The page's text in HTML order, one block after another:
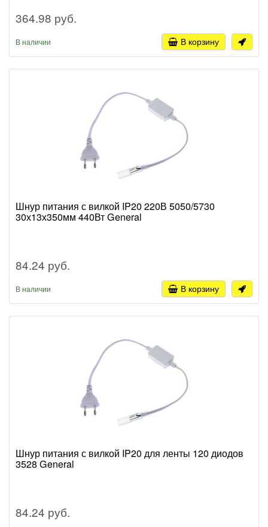
364.98 руб.
В наличии В корзину
Шнур питания с вилкой IP20 220В 5050/5730
30х13х350мм 440Вт General
84.24 руб.
В наличии В корзину
Шнур питания с вилкой IP20 для ленты 120 диодов
3528 General
84.24 руб.